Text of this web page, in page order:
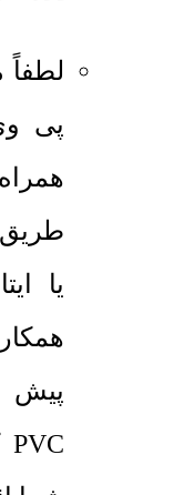
لطفاً
پی
طریق
یا
پیش